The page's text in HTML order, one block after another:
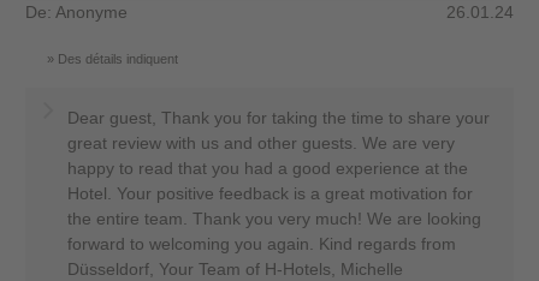
De: Anonyme
26.01.24
Des détails indiquent
Dear guest, Thank you for taking the time to share your
great review with us and other guests. We are very
happy to read that you had a good experience at the
Hotel. Your positive feedback is a great motivation for
the entire team. Thank you very much! We are looking
forward to welcoming you again. Kind regards from
Düsseldorf, Your Team of H-Hotels, Michelle